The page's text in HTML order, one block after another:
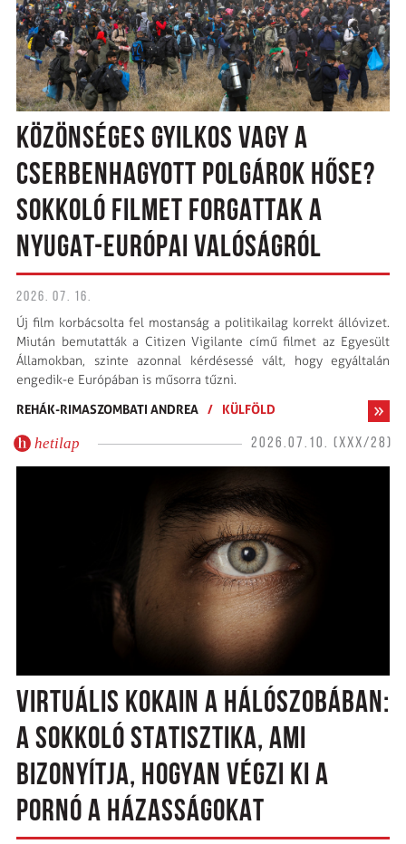
KÖZÖNSÉGES GYILKOS VAGY A
CSERBENHAGYOTT POLGÁROK HŐSE?
SOKKOLÓ FILMET FORGATTAK A
NYUGAT-EURÓPAI VALÓSÁGRÓL
2026. 07. 16.
Új film korbácsolta fel mostanság a politikailag korrekt állóvizet.
Miután bemutatták a Citizen Vigilante című filmet az Egyesült
Államokban, szinte azonnal kérdésessé vált, hogy egyáltalán
engedik-e Európában is műsorra tűzni.
REHÁK-RIMASZOMBATI ANDREA / KÜLFÖLD
hetilap 2026.07.10. (XXX/28)
VIRTUÁLIS KOKAIN A HÁLÓSZOBÁBAN:
A SOKKOLÓ STATISZTIKA, AMI
BIZONYÍTJA, HOGYAN VÉGZI KI A
PORNÓ A HÁZASSÁGOKAT